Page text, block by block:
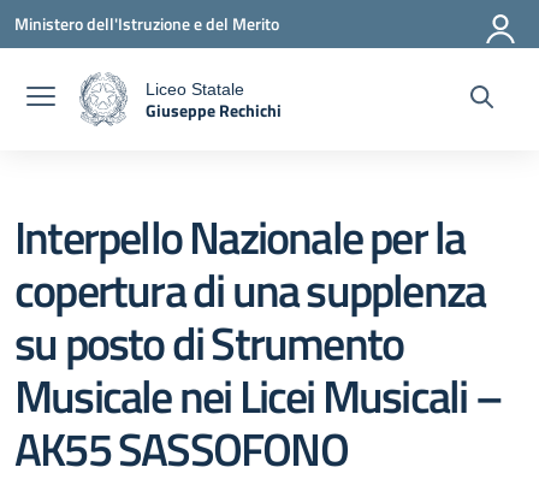
Ministero dell'Istruzione e del Merito
Liceo Statale
Giuseppe Rechichi
Interpello Nazionale per la
copertura di una supplenza
su posto di Strumento
Musicale nei Licei Musicali –
AK55 SASSOFONO